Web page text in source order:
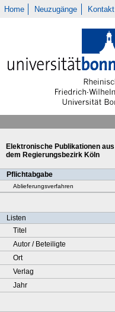
Home Neuzugänge Kontakt
Elektronische Publikationen aus
dem Regierungsbezirk Köln
Pflichtabgabe
Ablieferungsverfahren
Listen
Titel
Autor / Beteiligte
Ort
Verlag
Jahr